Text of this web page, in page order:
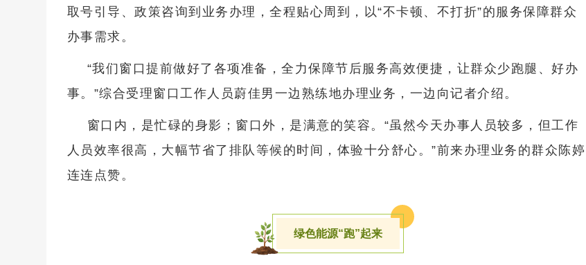
取号引导、政策咨询到业务办理，全程贴心周到，以“不卡顿、不打折”的服务保障群众
办事需求。
“我们窗口提前做好了各项准备，全力保障节后服务高效便捷，让群众少跑腿、好办
事。”综合受理窗口工作人员蔚佳男一边熟练地办理业务，一边向记者介绍。
窗口内，是忙碌的身影；窗口外，是满意的笑容。“虽然今天办事人员较多，但工作
人员效率很高，大幅节省了排队等候的时间，体验十分舒心。”前来办理业务的群众陈婷
连连点赞。
绿色能源“跑”起来